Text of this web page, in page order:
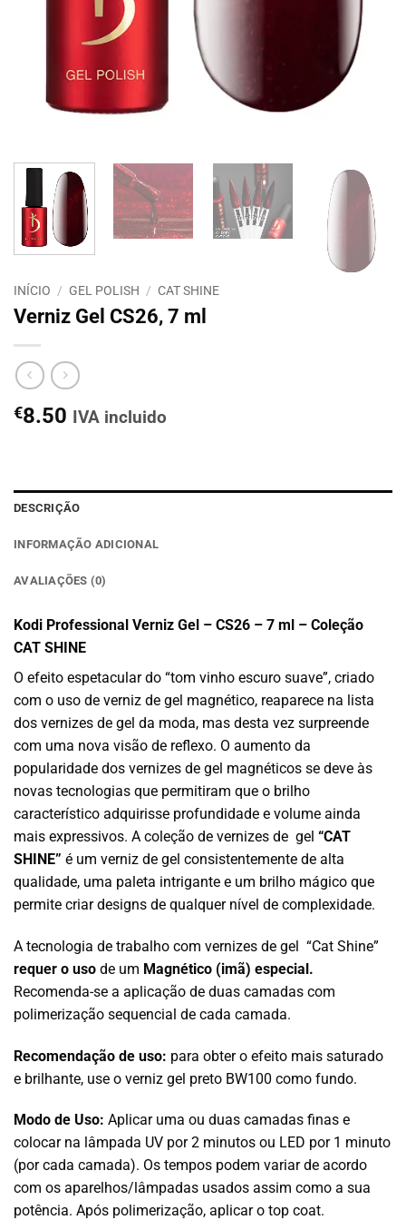
INÍCIO / GEL POLISH / CAT SHINE
Verniz Gel CS26, 7 ml
€8.50 IVA incluido
DESCRIÇÃO
INFORMAÇÃO ADICIONAL
AVALIAÇÕES (0)
Kodi Professional Verniz Gel – CS26 – 7 ml – Coleção
CAT SHINE
O efeito espetacular do “tom vinho escuro suave”, criado
com o uso de verniz de gel magnético, reaparece na lista
dos vernizes de gel da moda, mas desta vez surpreende
com uma nova visão de reflexo. O aumento da
popularidade dos vernizes de gel magnéticos se deve às
novas tecnologias que permitiram que o brilho
característico adquirisse profundidade e volume ainda
mais expressivos. A coleção de vernizes de gel “CAT
SHINE” é um verniz de gel consistentemente de alta
qualidade, uma paleta intrigante e um brilho mágico que
permite criar designs de qualquer nível de complexidade.
A tecnologia de trabalho com vernizes de gel “Cat Shine”
requer o uso de um Magnético (imã) especial.
Recomenda-se a aplicação de duas camadas com
polimerização sequencial de cada camada.
Recomendação de uso: para obter o efeito mais saturado
e brilhante, use o verniz gel preto BW100 como fundo.
Modo de Uso: Aplicar uma ou duas camadas finas e
colocar na lâmpada UV por 2 minutos ou LED por 1 minuto
(por cada camada). Os tempos podem variar de acordo
com os aparelhos/lâmpadas usados assim como a sua
potência. Após polimerização, aplicar o top coat.